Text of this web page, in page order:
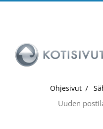
Ohjesivut
Uuden